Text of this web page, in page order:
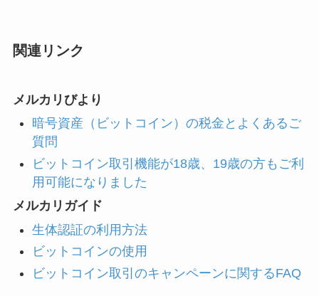
関連リンク
メルカリびより
暗号資産（ビットコイン）の税金とよくあるご
質問
ビットコイン取引機能が18歳、19歳の方もご利
用可能になりました
メルカリガイド
生体認証の利用方法
ビットコインの使用
ビットコイン取引のキャンペーンに関するFAQ